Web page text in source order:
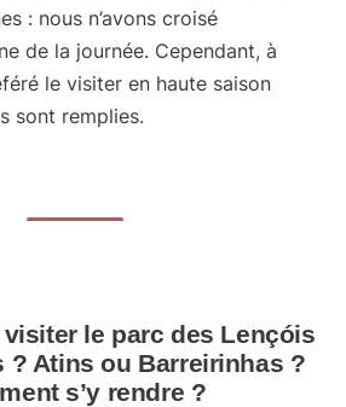
: nous n’avons croisé
de la journée. Cependant, à
le visiter en haute saison
sont remplies.
le parc des Lençóis
? Atins ou Barreirinhas ?
s’y rendre ?